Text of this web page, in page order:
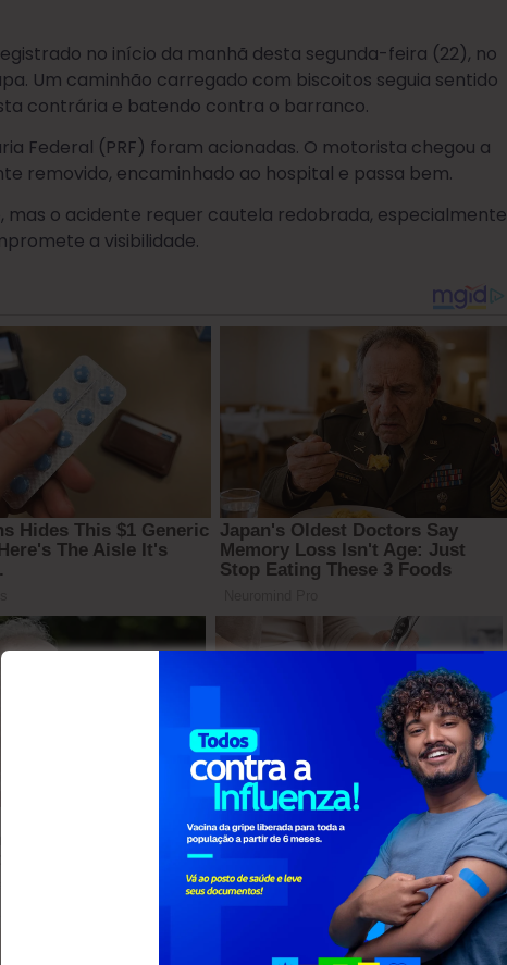
no início da manhã desta segunda-feira (22), no
Um caminhão carregado com biscoitos seguia sentido
contrária e batendo contra o barranco.
Federal (PRF) foram acionadas. O motorista chegou a
removido, encaminhado ao hospital e passa bem.
o acidente requer cautela redobrada, especialmente
a visibilidade.